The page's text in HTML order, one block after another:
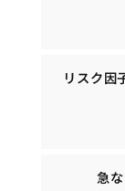
リスク因
急